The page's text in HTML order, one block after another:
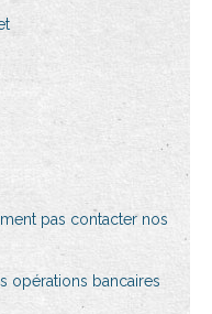
pas contacter nos
opérations bancaires